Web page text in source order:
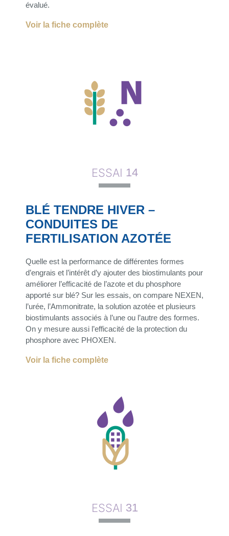
évalué.
Voir la fiche complète
ESSAI 14
BLÉ TENDRE HIVER –
CONDUITES DE
FERTILISATION AZOTÉE
Quelle est la performance de différentes formes
d’engrais et l’intérêt d’y ajouter des biostimulants pour
améliorer l’efficacité de l’azote et du phosphore
apporté sur blé? Sur les essais, on compare NEXEN,
l’urée, l’Ammonitrate, la solution azotée et plusieurs
biostimulants associés à l’une ou l’autre des formes.
On y mesure aussi l’efficacité de la protection du
phosphore avec PHOXEN.
Voir la fiche complète
ESSAI 31